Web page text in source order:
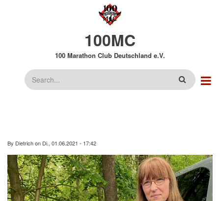
100MC
100 Marathon Club Deutschland e.V.
Suche
By Dietrichon Di., 01.06.2021 - 17:42